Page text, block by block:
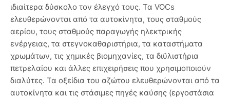
ιδιαίτερα δύσκολο τον έλεγχό τους. Τα VOCs
ελευθερώνονται από τα αυτοκίνητα, τους σταθμούς
αερίου, τους σταθμούς παραγωγής ηλεκτρικής
ενέργειας, τα στεγνοκαθαριστήρια, τα καταστήματα
χρωμάτων, τις χημικές βιομηχανίες, τα διϋλιστήρια
πετρελαίου και άλλες επιχειρήσεις που χρησιμοποιούν
διαλύτες. Τα οξείδια του αζώτου ελευθερώνονται από τα
αυτοκίνητα και τις στάσιμες πηγές καύσης (εργοστάσια